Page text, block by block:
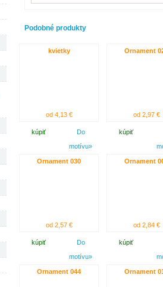
Podobné produkty
kvietky
od 4,13 €
kúpiť
Do
motívu»
Ornament
od 2,97 €
kúpiť
Ornament 030
od 2,57 €
kúpiť
Do
motívu»
Ornament
od 2,84 €
kúpiť
Ornament 044 Ornament